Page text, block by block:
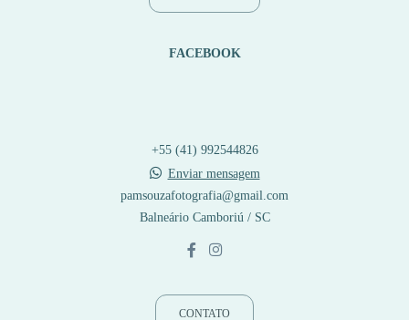
FACEBOOK
+55 (41) 992544826
Enviar mensagem
pamsouzafotografia@gmail.com
Balneário Camboriú / SC
CONTATO